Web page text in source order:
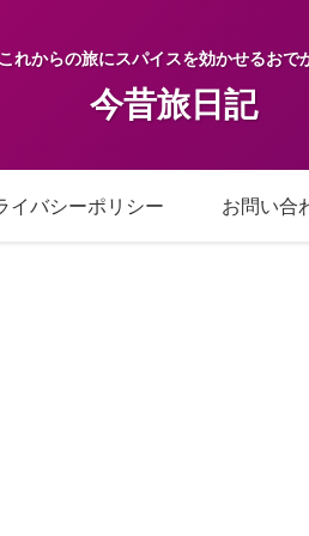
れからの旅にスパイスを効かせるおで
今昔旅日記
イバシーポリシー お問い合